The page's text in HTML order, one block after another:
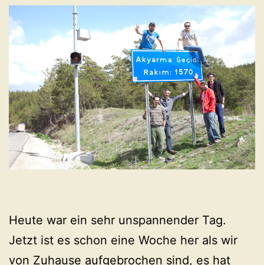
Heute war ein sehr unspannender Tag.
Jetzt ist es schon eine Woche her als wir
von Zuhause aufgebrochen sind, es hat